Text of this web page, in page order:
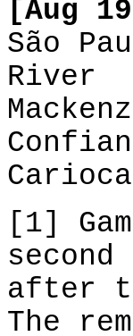
[Aug
São
River
[1]
after
The